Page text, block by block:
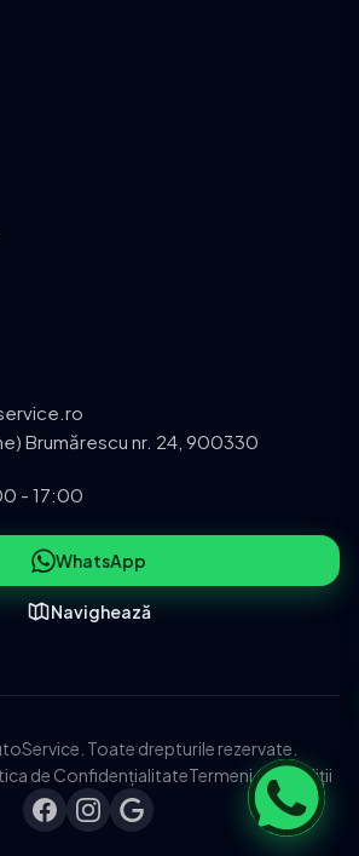
Brumărescu nr. 24, 900330
- 17:00
WhatsApp
Navighează
Toate drepturile rezervate.
de ConfidențialitateTermeni și Condiții